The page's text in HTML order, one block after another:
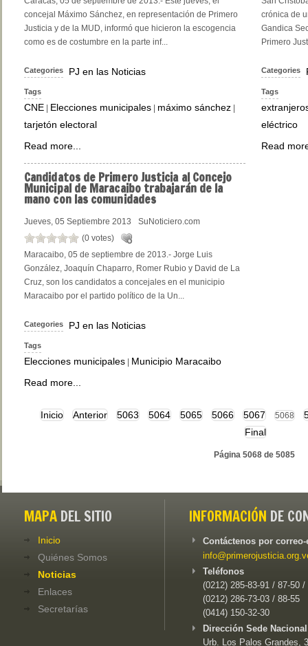
concejal Máximo Sánchez, en representación de Primero
Justicia y de la MUD, informó que hicieron la escogencia
como es de costumbre en la parte inf...
Categories PJ en las Noticias
Tags
CNE | Elecciones municipales | máximo sánchez |
tarjetón electoral
Read more...
crónica de
Gandica
Primero
Categories
Tags
eléctrico
Read
Candidatosde Primero Justicia al Concejo
Municipal de Maracaibo trabajarán de la
mano con las comunidades
Jueves, 05 Septiembre 2013
SuNoticiero.com
(0 votes)
Maracaibo, 05 de septiembre de 2013.- Jorge Luis
González, Joaquín Chaparro, Romer Rubio y David de La
Cruz, son los candidatos a concejales en el municipio
Maracaibo por el partido político de la Un...
Categories PJ en las Noticias
Tags
Elecciones municipales
Municipio Maracaibo
Read more...
Inicio Anterior 5063 5064 5065 5066 5067 5068
Final
Página 5068 de 5085
MAPA DEL SITIO
Inicio
Quiénes Somos
Noticias
Enlaces
Secretarías
INFORMACIÓN DE
Contáctenos por
Teléfonos
(0212) 285-83-91 / 87-50 /
(0212) 286-73-03 / 88-55
(0414) 150-32-30
Dirección Sede
Urb. Los Palos Grandes,